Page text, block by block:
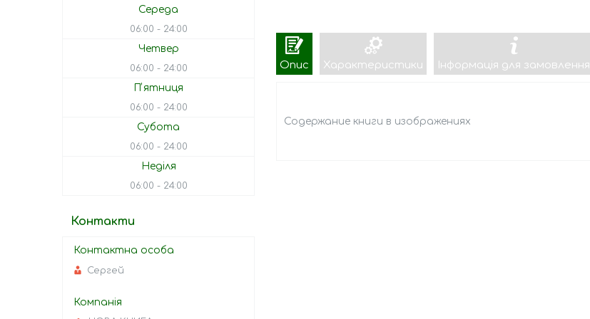
Опис Характеристики Інформація для замовлення
Содержание книги в изображениях
Середа
06:00 24:00
Четвер
06:00 24:00
Пʼятниця
06:00 24:00
Субота
06:00 24:00
Неділя
06:00 24:00
Контакти
Сергей